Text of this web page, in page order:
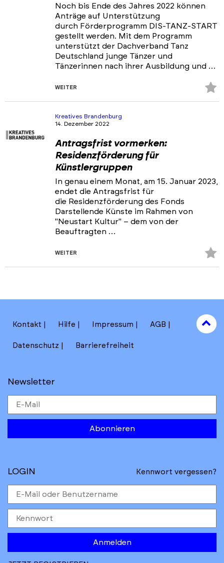
Noch bis Ende des Jahres 2022 können
Anträge auf Unterstützung
durch Förderprogramm DIS-TANZ-START
gestellt werden. Mit dem Programm
unterstützt der Dachverband Tanz
Deutschland junge Tänzer und
Tänzerinnen nach ihrer Ausbildung und …
WEITER
Kreatives Brandenburg
14. Dezember 2022
Antragsfrist vormerken:
Residenzförderung für
Künstlergruppen
In genau einem Monat, am 15. Januar 2023,
endet die Antragsfrist für
die Residenzförderung des Fonds
Darstellende Künste im Rahmen von
"Neustart Kultur" – dem von der
Beauftragten …
WEITER
Kontakt Hilfe Impressum AGB
Datenschutz Barrierefreiheit
Newsletter
Abonnieren
to
top
LOGIN Kennwort vergessen?
Anmelden